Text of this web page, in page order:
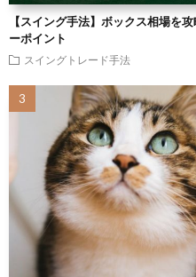
【スイング手法】ボックス相場を
ーポイント
スイングトレード手法